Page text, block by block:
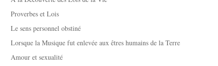
Proverbes et Lois
Le sens personnel obstiné
Lorsque la Musique fut enlevée aux êtres humains de la Terre
Amour et sexualité